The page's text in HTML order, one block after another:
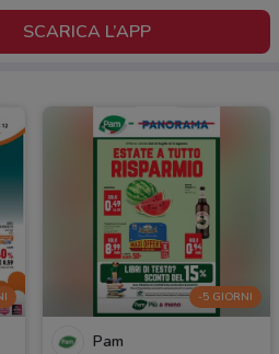
SCARICA L’APP
-5 GIORNI
Pam